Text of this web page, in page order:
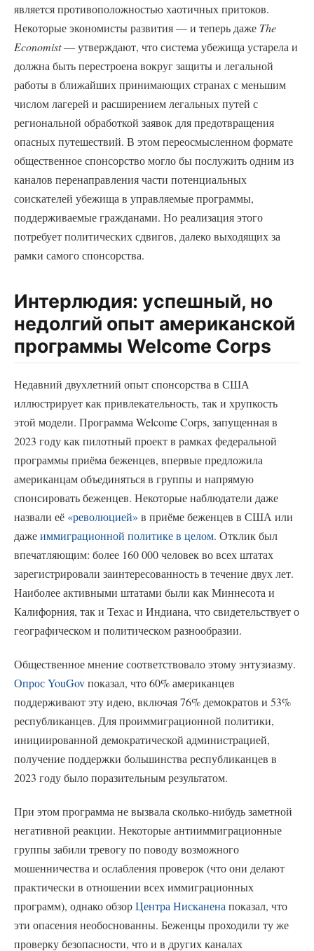
является противоположностью хаотичных притоков.
Некоторые экономисты развития — и теперь даже The
Economist— утверждают, что система убежища устарела и
должна быть перестроена вокруг защиты и легальной
работы в ближайших принимающих странах с меньшим
числом лагерей и расширением легальных путей с
региональной обработкой заявок для предотвращения
опасных путешествий. В этом переосмысленном формате
общественное спонсорство могло бы послужить одним из
каналов перенаправления части потенциальных
соискателей убежища в управляемые программы,
поддерживаемые гражданами. Но реализация этого
потребует политических сдвигов, далеко выходящих за
рамки самого спонсорства.
Интерлюдия: успешный, но
недолгий опыт американской
программы Welcome Corps
Недавний двухлетний опыт спонсорства в США
иллюстрирует как привлекательность, так и хрупкость
этой модели. Программа Welcome Corps, запущенная в
2023 году как пилотный проект в рамках федеральной
программы приёма беженцев, впервые предложила
американцам объединяться в группы и напрямую
спонсировать беженцев. Некоторые наблюдатели даже
назвали её «революцией» в приёме беженцев в США или
дажеиммиграционной политике в целом. Отклик был
впечатляющим: более 160 000 человек во всех штатах
зарегистрировали заинтересованность в течение двух лет.
Наиболее активными штатами были как Миннесота и
Калифорния, так и Техас и Индиана, что свидетельствует о
географическом и политическом разнообразии.
Общественное мнение соответствовало этому энтузиазму.
Опрос YouGovпоказал, что 60% американцев
поддерживают эту идею, включая 76% демократов и 53%
республиканцев. Для проиммиграционной политики,
инициированной демократической администрацией,
получение поддержки большинства республиканцев в
2023 году было поразительным результатом.
При этом программа не вызвала сколько-нибудь заметной
негативной реакции. Некоторые антииммиграционные
группы забили тревогу по поводу возможного
мошенничества и ослабления проверок (что они делают
практически в отношении всех иммиграционных
программ), однако обзорЦентра Нисканена показал, что
эти опасения необоснованны. Беженцы проходили ту же
проверку безопасности, что и в других каналах